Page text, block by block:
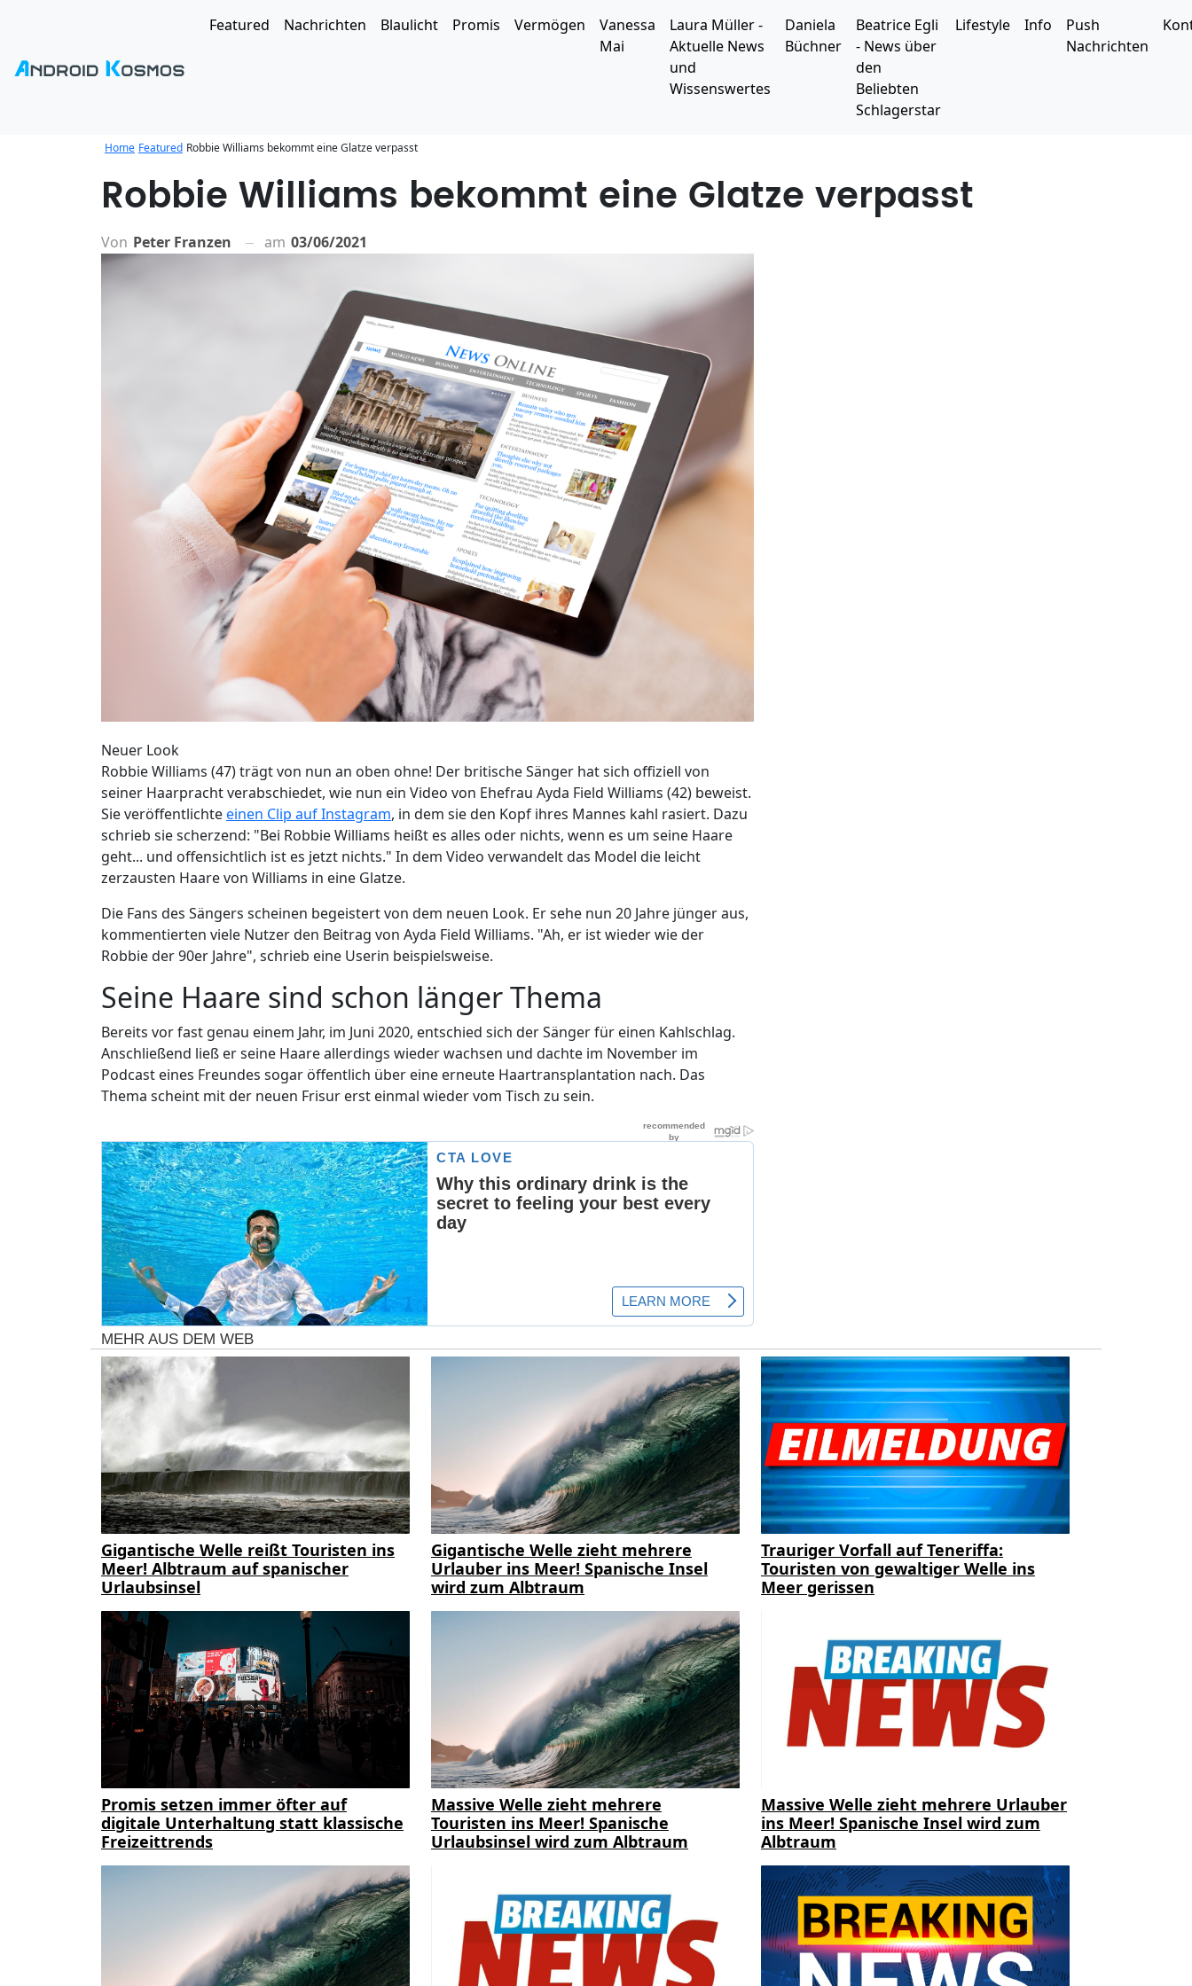
Featured Nachrichten Blaulicht Promis Vermögen
Vanessa
Mai
Laura Müller -
Aktuelle News
und
Wissenswertes
Daniela
Büchner
Beatrice Egli
- News über
den
Beliebten
Schlagerstar
Lifestyle Info
Push
Nachrichten
Home Featured Robbie Williams bekommt eine Glatze verpasst
Robbie Williams bekommt eine Glatze verpasst
Von Peter Franzen am 03/06/2021
Neuer Look
Robbie Williams (47) trägt von nun an oben ohne! Der britische Sänger hat sich offiziell von
seiner Haarpracht verabschiedet, wie nun ein Video von Ehefrau Ayda Field Williams (42) beweist.
Sie veröffentlichteeinen Clip auf Instagram, in dem sie den Kopf ihres Mannes kahl rasiert. Dazu
schrieb sie scherzend: "Bei Robbie Williams heißt es alles oder nichts, wenn es um seine Haare
geht... und offensichtlich ist es jetzt nichts." In dem Video verwandelt das Model die leicht
zerzausten Haare von Williams in eine Glatze.
Die Fans des Sängers scheinen begeistert von dem neuen Look. Er sehe nun 20 Jahre jünger aus,
kommentierten viele Nutzer den Beitrag von Ayda Field Williams. "Ah, er ist wieder wie der
Robbie der 90er Jahre", schrieb eine Userin beispielsweise.
Seine Haare sind schon länger Thema
Bereits vor fast genau einem Jahr, im Juni 2020, entschied sich der Sänger für einen Kahlschlag.
Anschließend ließ er seine Haare allerdings wieder wachsen und dachte im November im
Podcast eines Freundes sogar öffentlich über eine erneute Haartransplantation nach. Das
Thema scheint mit der neuen Frisur erst einmal wieder vom Tisch zu sein.
MEHR AUS DEM WEB
Gigantische Welle reißt Touristen ins
Meer! Albtraum auf spanischer
Urlaubsinsel
Gigantische Welle zieht mehrere
Urlauber ins Meer! Spanische Insel
wird zum Albtraum
Trauriger Vorfall auf Teneriffa:
Touristen von gewaltiger Welle ins
Meer gerissen
Promis setzen immer öfter auf
digitale Unterhaltung statt klassische
Freizeittrends
Massive Welle zieht mehrere
Touristen ins Meer! Spanische
Urlaubsinsel wird zum Albtraum
Massive Welle zieht mehrere Urlauber
ins Meer! Spanische Insel wird zum
Albtraum